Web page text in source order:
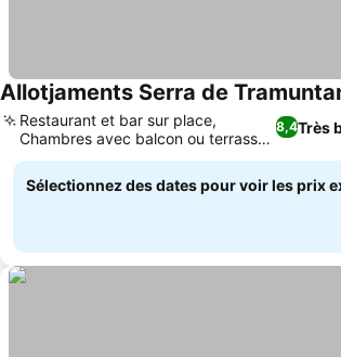
Allotjaments Serra de
8,4Très
Restaurant et bar sur place,
Chambres avec balcon ou terrasse
privés
Sélectionnez des dates pour voir les prix